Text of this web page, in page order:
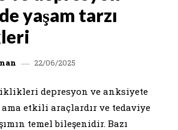
yaşam tarzı
22/06/2025
depresyon ve anksiyete
etkili araçlardır ve tedaviye
temel bileşenidir. Bazı